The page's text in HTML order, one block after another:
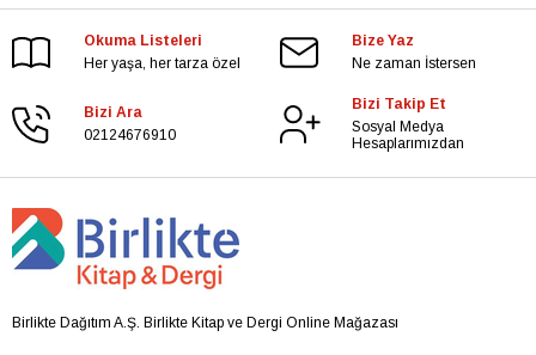
Okuma Listeleri
Her yaşa, her tarza özel
Bize Yaz
Ne zaman İstersen
Bizi Ara
02124676910
Bizi Takip Et
Sosyal Medya
Hesaplarımızdan
Birlikte Dağıtım A.Ş. Birlikte Kitap ve Dergi Online Mağazası